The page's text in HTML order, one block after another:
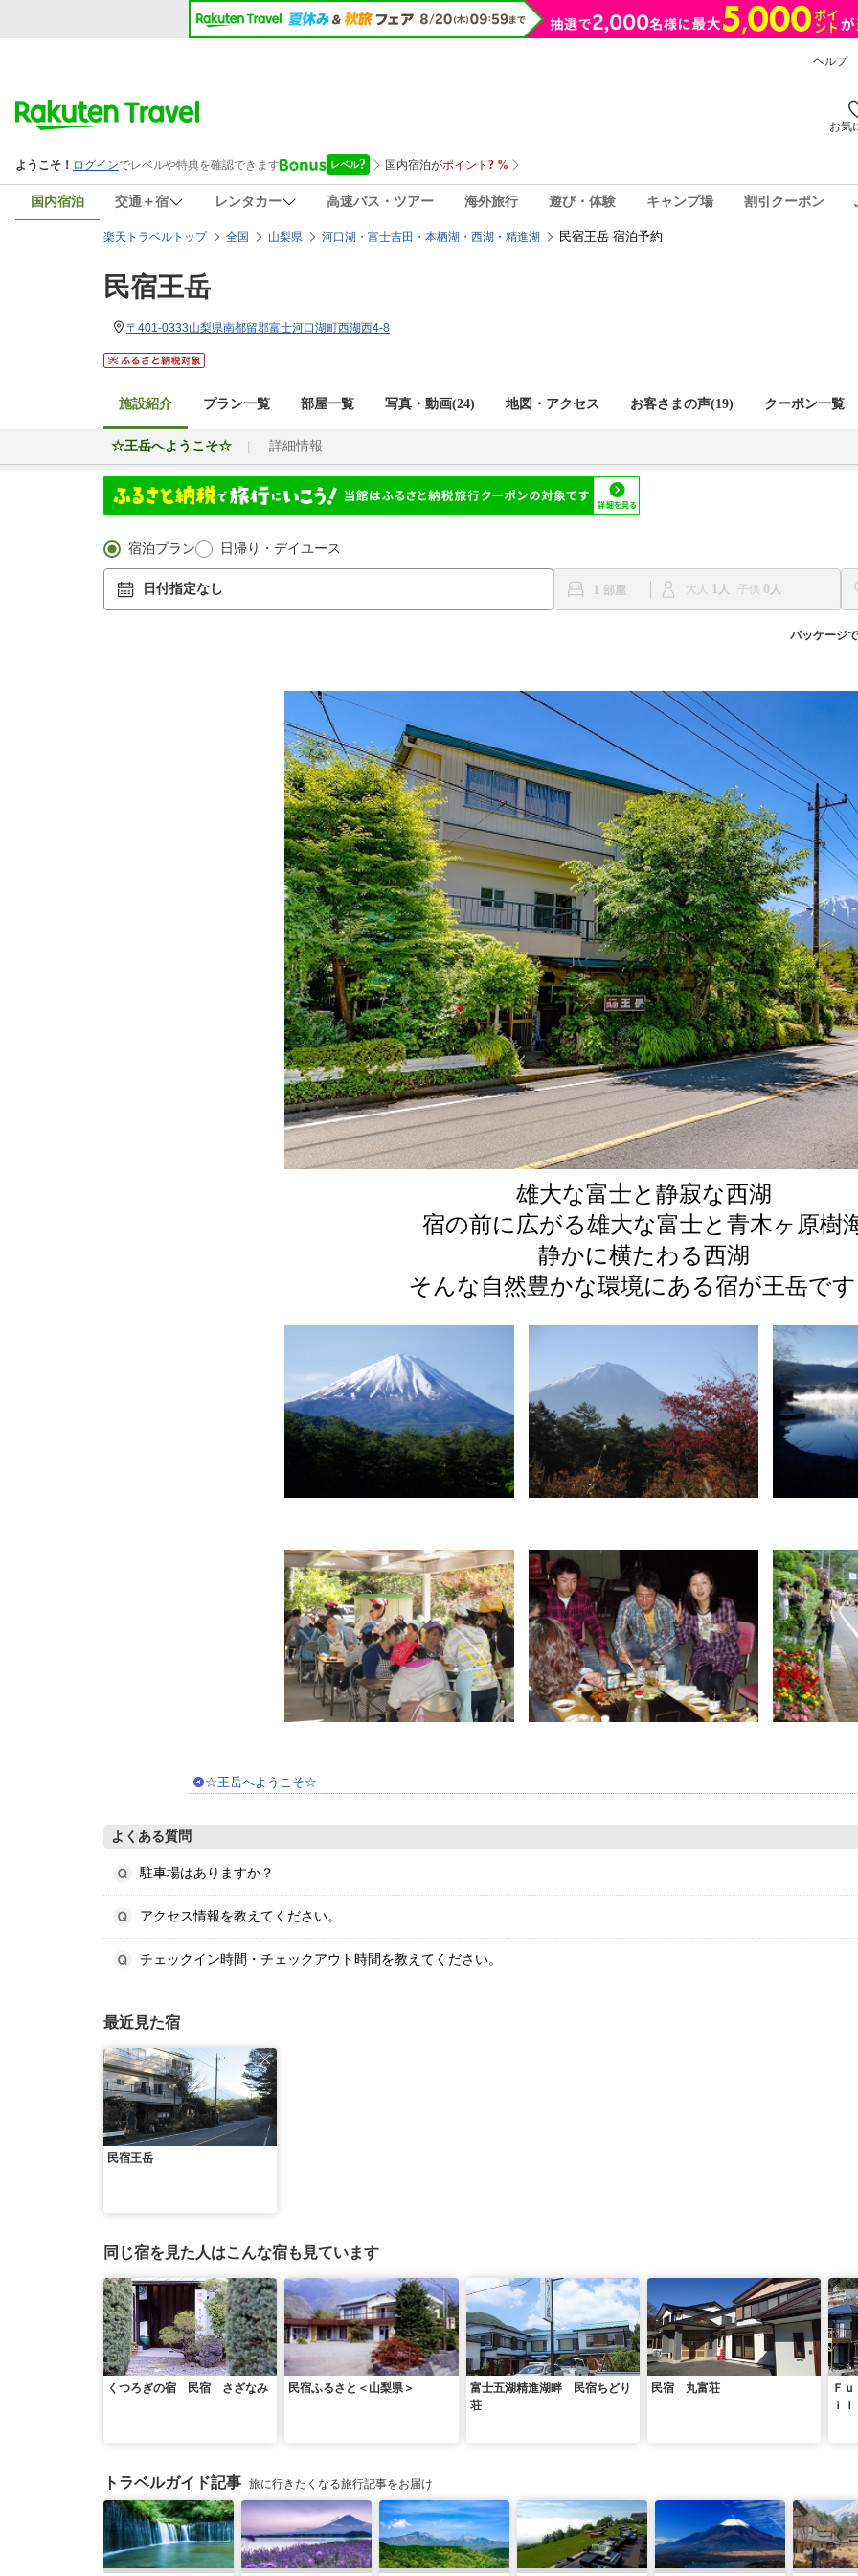
ヘルプ
お気
国内宿泊 交通＋宿 レンタカー 高速バス・ツアー 海外旅行 遊び・体験 キャンプ場 割引クーポン
楽天トラベルトップ 全国 山梨県 河口湖・富士吉田・本栖湖・西湖・精進湖 民宿王岳 宿泊予約
民宿王岳
〒401-0333山梨県南都留郡富士河口湖町西湖西4-8
施設紹介 プラン一覧 部屋一覧 写真・動画(24) 地図・アクセス お客さまの声(19) クーポン一覧
☆王岳へようこそ☆ 詳細情報
宿泊プラン 日帰り・デイユース
日付指定なし 1 大人 1 子供 0
パッケージ
雄大な富士と静寂な西湖
宿の前に広がる雄大な富士と青木ヶ原樹
静かに横たわる西湖
そんな自然豊かな環境にある宿が王岳で
☆王岳へようこそ☆
よくある質問
駐車場はありますか？
アクセス情報を教えてください。
チェックイン時間・チェックアウト時間を教えてください。
最近見た宿
民宿王岳
同じ宿を見た人はこんな宿も見ています
くつろぎの宿 民宿 さざなみ 民宿ふるさと＜山梨県＞
富士五湖精進湖畔 民宿ちどり
荘
民宿 丸富荘
Ｆ
ｉ
トラベルガイド記事 旅に行きたくなる旅行記事をお届け